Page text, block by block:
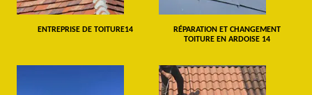
ENTREPRISE DE TOITURE14
RÉPARATION ET CHANGEMENT
TOITURE EN ARDOISE 14